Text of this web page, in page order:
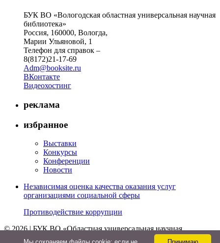
БУК ВО «Вологодская областная универсальная научная
библиотека»
Россия, 160000, Вологда,
Марии Ульяновой, 1
Телефон для справок –
8(8172)21-17-69
Adm@booksite.ru
ВКонтакте
Видеохостинг
реклама
избранное
Выставки
Конкурсы
Конференции
Новости
Независимая оценка качества оказания услуг
организациями социальной сферы
Противодействие коррупции
© 2026 | БУК ВО «Областная универсальная научная
библиотека»